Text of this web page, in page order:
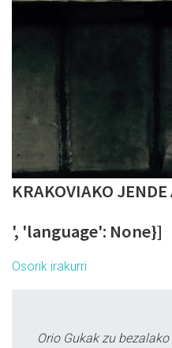
KRAKOVIAKO
', 'language': None}]
Osorik irakurri
Orio Gukak zu